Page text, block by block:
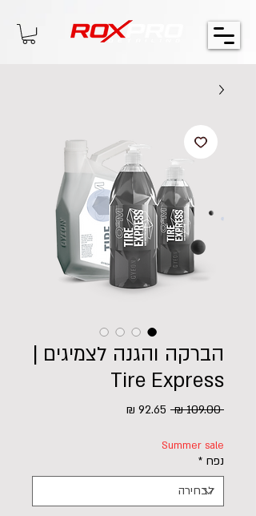
הברקה והגנה לצמיגים |
Tire Express
‏109.00 ‏₪
מחיר
Summer sale
נפח *